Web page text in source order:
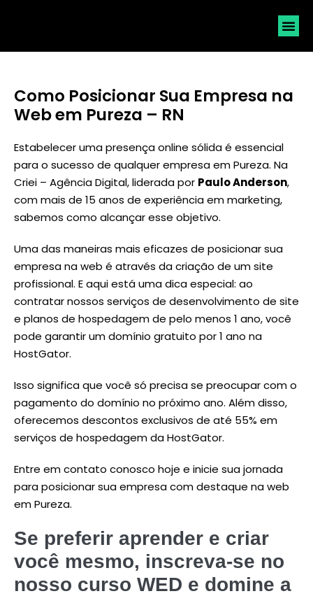
Como Posicionar Sua Empresa na
Web em Pureza – RN
Estabelecer uma presença online sólida é essencial
para o sucesso de qualquer empresa em Pureza. Na
Criei – Agência Digital, liderada por Paulo Anderson,
com mais de 15 anos de experiência em marketing,
sabemos como alcançar esse objetivo.
Uma das maneiras mais eficazes de posicionar sua
empresa na web é através da criação de um site
profissional. E aqui está uma dica especial: ao
contratar nossos serviços de desenvolvimento de site
e planos de hospedagem de pelo menos 1 ano, você
pode garantir um domínio gratuito por 1 ano na
HostGator.
Isso significa que você só precisa se preocupar com o
pagamento do domínio no próximo ano. Além disso,
oferecemos descontos exclusivos de até 55% em
serviços de hospedagem da HostGator.
Entre em contato conosco hoje e inicie sua jornada
para posicionar sua empresa com destaque na web
em Pureza.
Se preferir aprender e criar
você mesmo, inscreva-se no
nosso curso WED e domine a